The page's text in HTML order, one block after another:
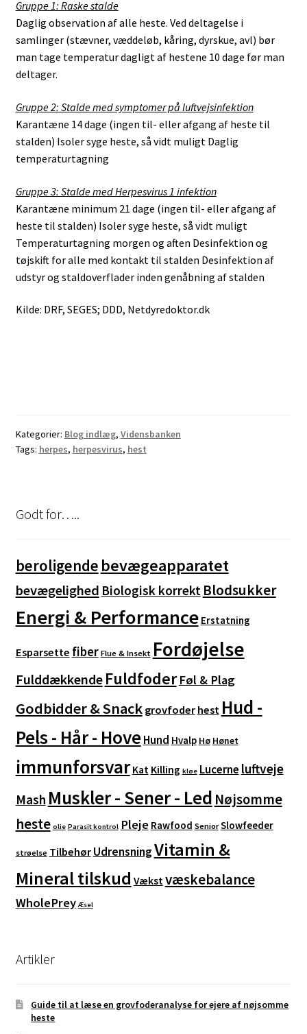
Gruppe 1: Raske stalde
Daglig observation af alle heste. Ved deltagelse i
samlinger (stævner, væddeløb, kåring, dyrskue, avl) bør
man tage temperatur dagligt af hestene 10 dage før man
deltager.
Gruppe 2: Stalde med symptomer på luftvejsinfektion
Karantæne 14 dage (ingen til- eller afgang af heste til
stalden) Isoler syge heste, så vidt muligt Daglig
temperaturtagning
Gruppe 3: Stalde med Herpesvirus 1 infektion
Karantæne minimum 21 dage (ingen til- eller afgang af
heste til stalden) Isoler syge heste, så vidt muligt
Temperaturtagning morgen og aften Desinfektion og
tøjskift for alle med kontakt til stalden Desinfektion af
udstyr og staldoverflader inden genåbning af stalden
Kilde: DRF, SEGES; DDD, Netdyredoktor.dk
Kategorier: Blog indlæg, Vidensbanken
Tags: herpes, herpesvirus, hest
Godt for…..
beroligende bevægeapparatet
bevægelighed Biologisk korrekt Blodsukker
Energi & Performance Erstatning
Esparsette fiber Flue & Insekt Fordøjelse
Fulddækkende Fuldfoder Føl & Plag
Godbidder & Snack grovfoder hest Hud -
Pels - Hår - HoveHund Hvalp Hø Hønet
immunforsvar Kat Killing kløe Lucerne luftveje
Mash Muskler - Sener - Led Nøjsomme
heste olie Parasit kontrol Pleje Rawfood Senior Slowfeeder
strøelse Tilbehør UdrensningVitamin &
Mineral tilskud Vækstvæskebalance
WholePrey Æsel
Artikler
Guide til at læse en grovfoderanalyse for ejere af nøjsomme
heste